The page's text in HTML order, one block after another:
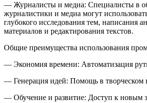
— Журналисты и медиа: Специалисты в
журналистики и медиа могут
глубокого исследования тем, написания
материалов и редактирования текстов.
Общие преимущества использования
— Экономия времени: Автоматизация
— Генерация идей: Помощь в творческом
— Обучение и развитие: Доступ к новым